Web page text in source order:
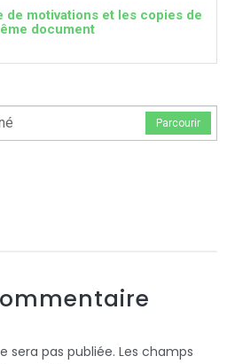
de motivations et les copies de
document
Parcourir
sera pas publiée. Les champs